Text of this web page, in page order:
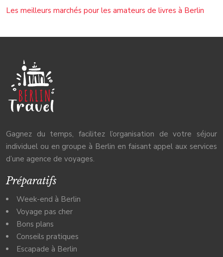
Les meilleurs marchés pour les amateurs de livres à Berlin
Gagnez du temps, facilitez l’organisation de votre séjour
individuel ou en groupe à Berlin en faisant appel aux services
d’une agence de voyages.
Préparatifs
Week-end à Berlin
Voyage pas cher
Bons plans
Conseils pratiques
Escapade à Berlin